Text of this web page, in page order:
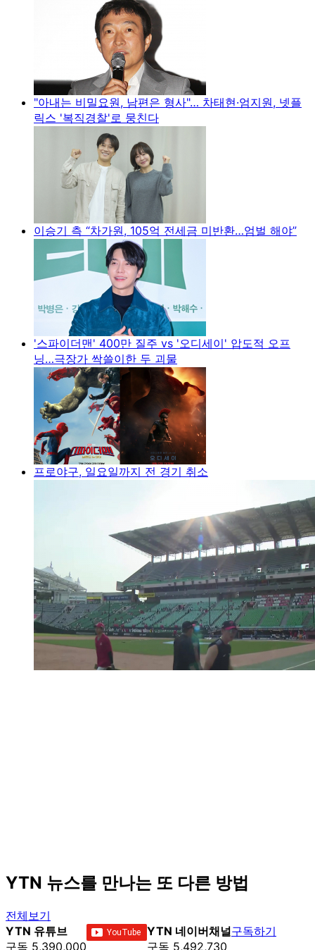
"아내는 비밀요원, 남편은 형사"… 차태현·엄지원, 넷플
릭스 '복직경찰'로 뭉친다
이승기 측 “차가원, 105억 전세금 미반환…엄벌 해야”
'스파이더맨' 400만 질주 vs '오디세이' 압도적 오프
닝…극장가 싹쓸이한 두 괴물
프로야구, 일요일까지 전 경기 취소
YTN 뉴스를 만나는 또 다른 방법
전체보기
YTN 유튜브
구독 5,390,000
YTN 네이버채널
구독 5,492,730
구독하기